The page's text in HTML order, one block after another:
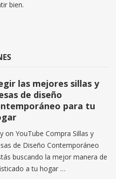
bien.
las mejores sillas y
de diseño
para tu
on YouTube Compra Sillas y
de Diseño Contemporáneo
buscando la mejor manera de
a tu hogar …